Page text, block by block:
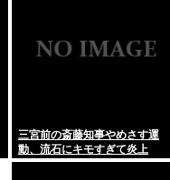
三宮前の斎藤知事やめさす運
動、流石にキモすぎて炎上